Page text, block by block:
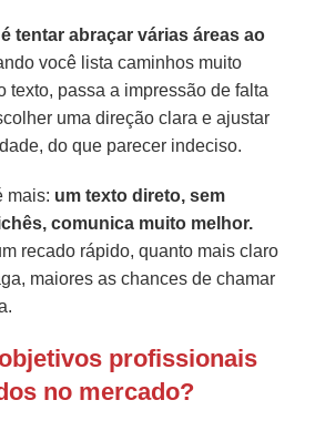
tentar abraçar várias áreas ao
você lista caminhos muito
texto, passa a impressão de falta
uma direção clara e ajustar
do que parecer indeciso.
mais: um texto direto, sem
comunica muito melhor.
recado rápido, quanto mais claro
maiores as chances de chamar
profissionais
no mercado?